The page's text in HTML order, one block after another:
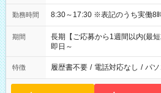
勤務時間 8:30～17:30 ※表記のうち実
期間
長期【ご応募から1週間以内(最
即日～
特徴 履歴書不要 / 電話対応なし / パ